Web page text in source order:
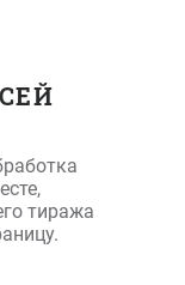
тиража